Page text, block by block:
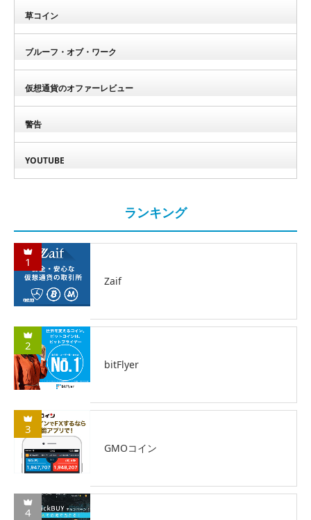
草コイン
ブルーフ・オブ・ワーク
仮想通貨のオファーレビュー
警告
YOUTUBE
ランキング
1
Zaif
2
bitFlyer
3
GMOコイン
4